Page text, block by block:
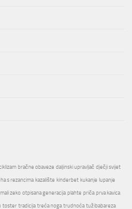
bračne obaveze daljinski upravljač dječji svijet
s rezancima kazalište kinderbet kukanje lupanje
zeko otpisana generacija plahte priča prva kavica
toster tradicija treća noga trudnoća tužibabareza